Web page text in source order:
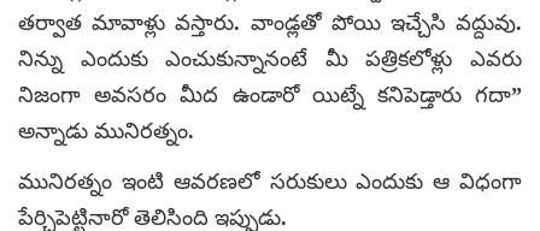
తర్వాత మావాళ్లు వస్తారు. వాండ్లతో పోయి ఇచ్చేసి వద్దువు.
నిన్ను ఎందుకు ఎంచుకున్నానంటే మీ పత్రికలోళ్లు ఎవరు
నిజంగా అవసరం మీద ఉండారో యిట్నే కనిపెడ్తారు గదా”
అన్నాడు మునిరత్నం.
మునిరత్నం ఇంటి ఆవరణలో సరుకులు ఎందుకు ఆ విధంగా
పేర్చిపెట్టినారో తెలిసింది ఇప్పుడు.